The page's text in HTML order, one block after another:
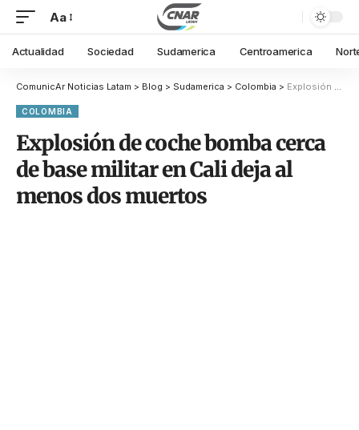
Aa
Actualidad Sociedad Sudamerica Centroamerica
ComunicAr Noticias Latam > Blog > Sudamerica > Colombia > Explosión de coche bomba cerca de base militar en Cali deja al menos dos muertos
COLOMBIA
Explosión de coche bomba cerca
de base militar en Cali deja al
menos dos muertos